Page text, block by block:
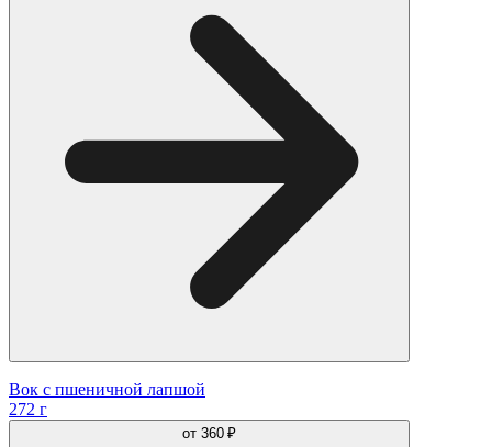
Вок с пшеничной лапшой
272 г
от 360 ₽